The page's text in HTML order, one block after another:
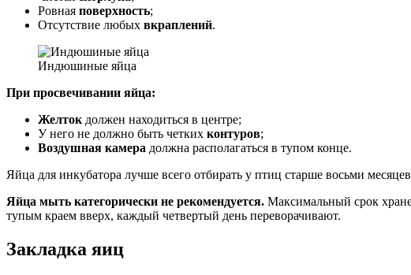
Ровная поверхность;
Отсутствие любых вкраплений.
Индюшиные яйца
При просвечивании яйца:
Желток должен находиться в центре;
У него не должно быть четких контуров;
Воздушная камера должна располагаться в тупом конце.
Яйца для инкубатора лучше всего отбирать у птиц старше восьми
Яйца мыть категорически не рекомендуется. Максимальный срок
тупым краем вверх, каждый четвертый день переворачивают.
Закладка яиц